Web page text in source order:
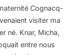
Cognacq-
visiter ma
né. Knar, Micha,
entre nous